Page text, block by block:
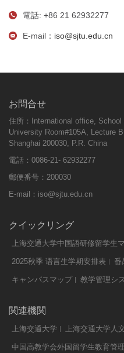
電話: +86 21 62932277
E-mail： iso@sjtu.edu.cn
お問合せ
住所：International office,
University Room#105A, Lecture
Shanghai 200030, P.R. China
電話：0086-21- 62932277
郵便番号：200030
E-mail： iso@sjtu.edu.cn
クイックリング
上海交通大学中国語研修留学生
2025秋季 语言生学期安排表 番
キャンパスマップ 教学管理シ
関連機関
上海交通大学 上海交通大学人
中国高教学会外国留学生教育管